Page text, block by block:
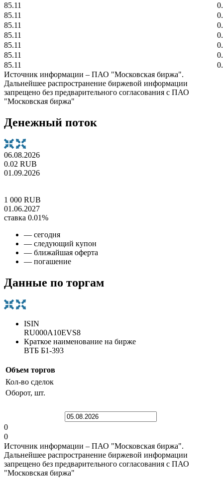
85.11
85.11
85.11
85.11
85.11
85.11
85.11
Источник информации – ПАО "Московская биржа".
Дальнейшее распространение биржевой информации
запрещено без предварительного согласования с ПАО
"Московская биржа"
Денежный поток
06.08.2026
0.02 RUB
01.09.2026
1 000 RUB
01.06.2027
ставка 0.01%
— сегодня
— следующий купон
— ближайшая оферта
— погашение
Данные по торгам
ISIN
RU000A10EVS8
Краткое наименование на бирже
ВТБ Б1-393
Объем торгов
Кол-во сделок
Оборот, шт.
0
0
Источник информации – ПАО "Московская биржа".
Дальнейшее распространение биржевой информации
запрещено без предварительного согласования с ПАО
"Московская биржа"